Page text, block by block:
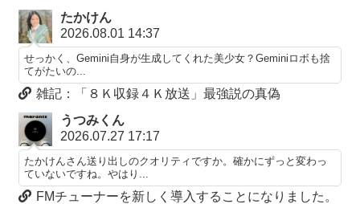
たかけん
2026.08.01 14:37
せっかく、Gemini自身が生成してくれた美少女？Geminiロボも捨
てがたいの...
雑記：「８Ｋ収録４Ｋ放送」最強説の真偽
うつみくん
2026.07.27 17:17
たかけんさん送り出しのクオリティですか。確かにずっと変わっ
ていないですね。やはり...
FMチューナーを新しく導入することになりました。